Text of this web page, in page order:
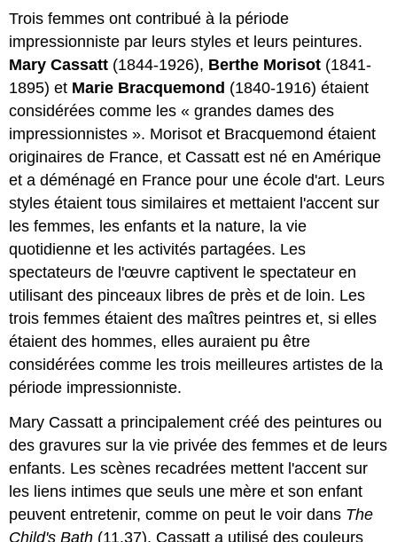
Trois femmes ont contribué à la période
impressionniste par leurs styles et leurs peintures.
Mary Cassatt (1844-1926), Berthe Morisot (1841-
1895) et Marie Bracquemond (1840-1916) étaient
considérées comme les « grandes dames des
impressionnistes ». Morisot et Bracquemond étaient
originaires de France, et Cassatt est né en Amérique
et a déménagé en France pour une école d'art. Leurs
styles étaient tous similaires et mettaient l'accent sur
les femmes, les enfants et la nature, la vie
quotidienne et les activités partagées. Les
spectateurs de l'œuvre captivent le spectateur en
utilisant des pinceaux libres de près et de loin. Les
trois femmes étaient des maîtres peintres et, si elles
étaient des hommes, elles auraient pu être
considérées comme les trois meilleures artistes de la
période impressionniste.
Mary Cassatt a principalement créé des peintures ou
des gravures sur la vie privée des femmes et de leurs
enfants. Les scènes recadrées mettent l'accent sur
les liens intimes que seuls une mère et son enfant
peuvent entretenir, comme on peut le voir dans The
Child's Bath (11.37). Cassatt a utilisé des couleurs